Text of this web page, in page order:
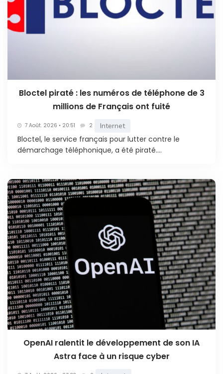
Bloctel piraté : les numéros de téléphone de 3
millions de Français ont fuité
7 Août. 2026 • 20:51 2 Internet
Bloctel, le service français pour lutter contre le
démarchage téléphonique, a été piraté....
OpenAI ralentit le développement de son IA
Astra face à un risque cyber